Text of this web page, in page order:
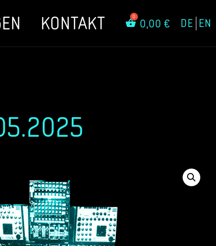
KONTAKT 0,00 € DE EN